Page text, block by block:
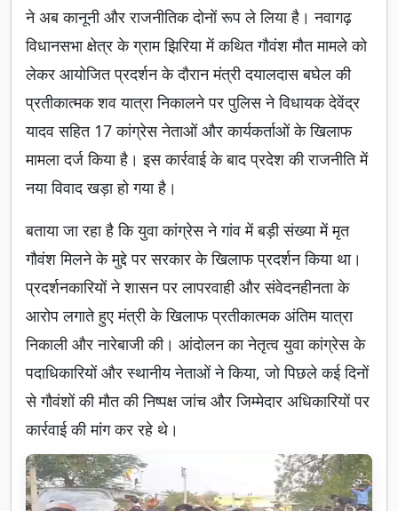
ने अब कानूनी और राजनीतिक दोनों रूप ले लिया है। नवागढ़
विधानसभा क्षेत्र के ग्राम झिरिया में कथित गौवंश मौत मामले को
लेकर आयोजित प्रदर्शन के दौरान मंत्री दयालदास बघेल की
प्रतीकात्मक शव यात्रा निकालने पर पुलिस ने विधायक देवेंद्र
यादव सहित 17 कांग्रेस नेताओं और कार्यकर्ताओं के खिलाफ
मामला दर्ज किया है। इस कार्रवाई के बाद प्रदेश की राजनीति में
नया विवाद खड़ा हो गया है।
बताया जा रहा है कि युवा कांग्रेस ने गांव में बड़ी संख्या में मृत
गौवंश मिलने के मुद्दे पर सरकार के खिलाफ प्रदर्शन किया था।
प्रदर्शनकारियों ने शासन पर लापरवाही और संवेदनहीनता के
आरोप लगाते हुए मंत्री के खिलाफ प्रतीकात्मक अंतिम यात्रा
निकाली और नारेबाजी की। आंदोलन का नेतृत्व युवा कांग्रेस के
पदाधिकारियों और स्थानीय नेताओं ने किया, जो पिछले कई दिनों
से गौवंशों की मौत की निष्पक्ष जांच और जिम्मेदार अधिकारियों पर
कार्रवाई की मांग कर रहे थे।